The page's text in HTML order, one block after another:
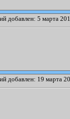
добавлен: 5 марта
добавлен: 19 марта